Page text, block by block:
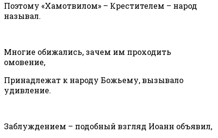
Поэтому «Хамотвилом» – Крестителем – народ
называл.
Многие обижались, зачем им проходить
омовение,
Принадлежат к народу Божьему, вызывало
удивление.
Заблуждением – подобный взгляд Иоанн объявил,